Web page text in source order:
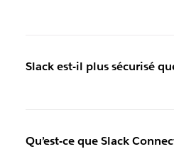
Slack est-il plus sécurisé
Qu’est-ce que Slack